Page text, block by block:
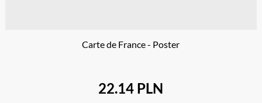
Carte de France - Poster
22.14 PLN